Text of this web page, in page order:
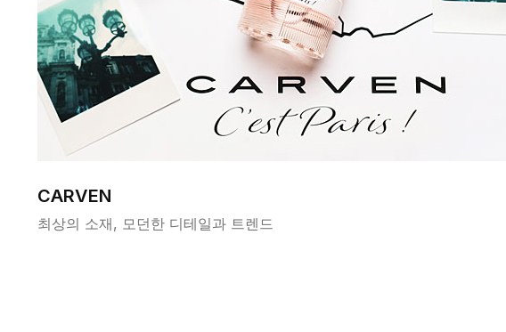
CARVEN
최상의 소재, 모던한 디테일과 트렌드